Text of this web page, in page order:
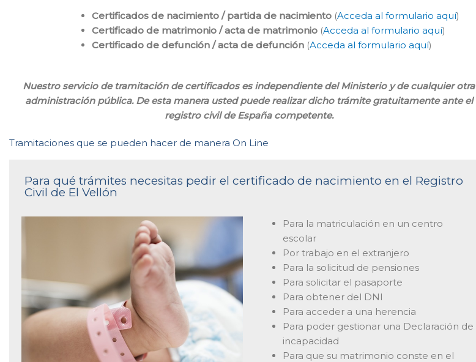
Certificados de nacimiento / partida de nacimiento (Acceda al formulario aquí)
Certificado de matrimonio / acta de matrimonio (Acceda al formulario aquí)
Certificado de defunción / acta de defunción (Acceda al formulario aquí)
Nuestro servicio de tramitación de certificados es independiente del Ministerio y de cualquier otra
administración pública. De esta manera usted puede realizar dicho trámite gratuitamente ante el
registro civil de España competente.
Tramitaciones que se pueden hacer de manera On Line
Para qué trámites necesitas pedir el certificado de nacimiento en el Registro
Civil de El Vellón
Para la matriculación en un centro
escolar
Por trabajo en el extranjero
Para la solicitud de pensiones
Para solicitar el pasaporte
Para obtener del DNI
Para acceder a una herencia
Para poder gestionar una Declaración de
incapacidad
Para que su matrimonio conste en el